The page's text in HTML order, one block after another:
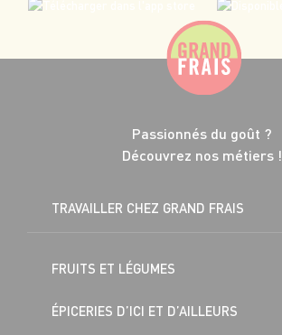
Passionnés du goût ?
Découvrez nos métiers !
TRAVAILLER CHEZ GRAND FRAIS
FRUITS ET LÉGUMES
ÉPICERIES D’ICI ET D’AILLEURS